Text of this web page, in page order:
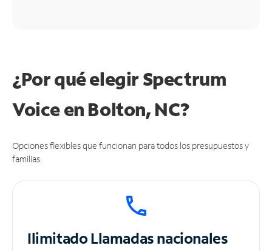
¿Por qué elegir Spectrum
Voice en Bolton, NC?
Opciones flexibles que funcionan para todos los presupuestos y
familias.
IlimitadoLlamadas nacionales